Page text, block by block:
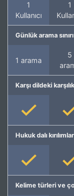
1
Kullanıcı
1
Günlük arama sınırı
1 arama
5
Karşı dildeki
Hukuk dalı
Kelime türleri ve